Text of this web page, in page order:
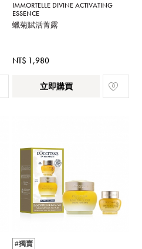
IMMORTELLE DIVINE ACTIVATING
ESSENCE
蠟菊賦活菁露
NT$ 1,980
立即購買
#獨賣